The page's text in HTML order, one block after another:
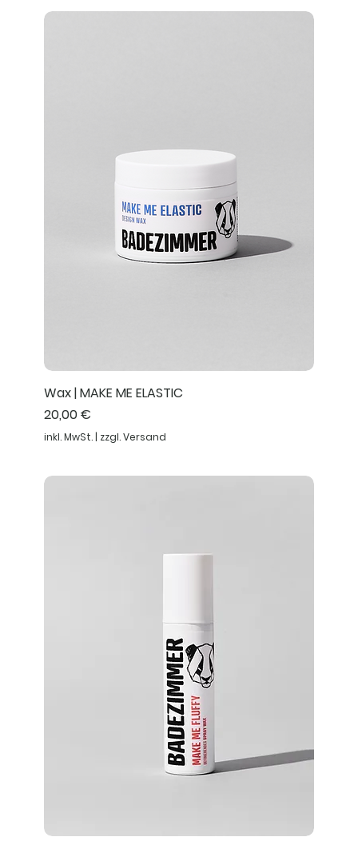
Wax | MAKE ME ELASTIC
Preis
20,00 €
inkl. MwSt. | zzgl. Versand